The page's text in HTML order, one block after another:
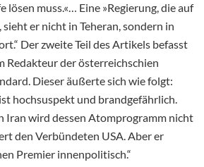
muss.«… Eine »Regierung, die auf
er nicht in Teheran, sondern in
Der zweite Teil des Artikels befasst
Redakteur der österreichschien
Dieser äußerte sich wie folgt:
hochsuspekt und brandgefährlich.
Iran wird dessen Atomprogramm nicht
den Verbündeten USA. Aber er
Premier innenpolitisch.“